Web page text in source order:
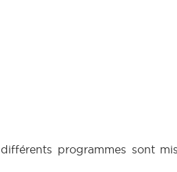
programmes sont